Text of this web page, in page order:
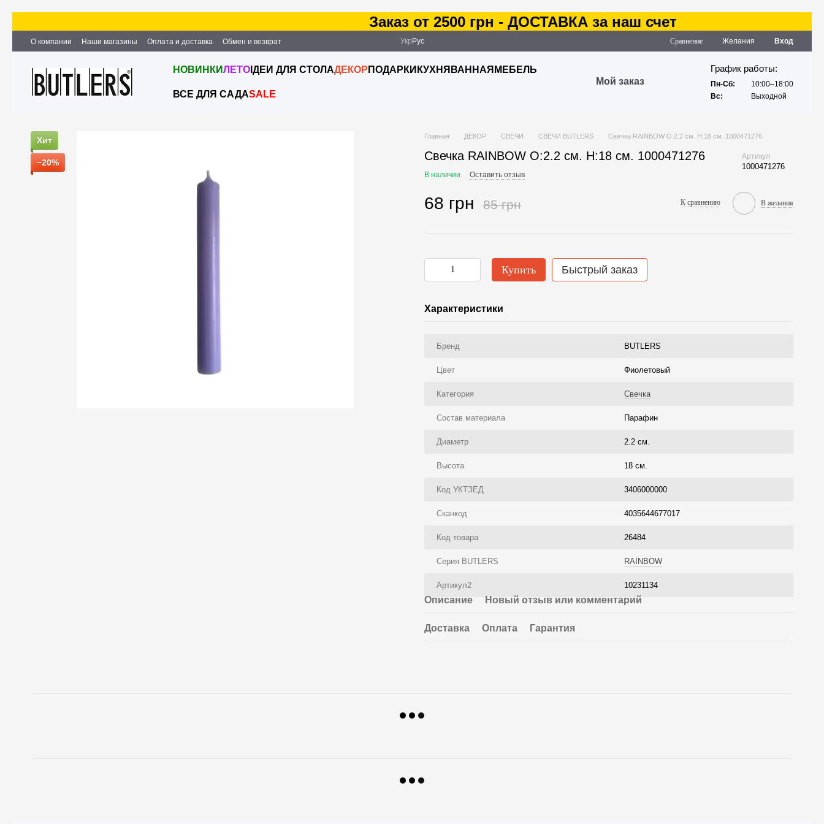
Заказ от 2500 грн - ДОСТАВКА за наш счет
О компании Наши магазины Оплата и доставка
Обмен и возврат
Партнёрство и сотрудничество
Вакансии Контактная информация
Укр Рус Сравнение Желания Вход
НОВИНКИЛЕТО ІДЕИ ДЛЯ СТОЛАДЕКОР ПОДАРКИ КУХНЯ ВАННАЯ МЕБЕЛЬ
ВСЕ ДЛЯ САДАSALE
Мой заказ
График работы:
Пн-Сб:
10:00–18:00
Вс:
Выходной
Хит
−20%
Главная ДЕКОР СВЕЧИ СВЕЧИ BUTLERS Свечка RAINBOW O:2.2 см. H:18 см. 1000471276
Свечка RAINBOW O:2.2 см. H:18 см. 1000471276 Артикул
1000471276
В наличии Оставить отзыв
68 грн 85 грн К сравнению В желания
Купить Быстрый заказ
Характеристики
Бренд BUTLERS
Цвет Фиолетовый
Категория Свечка
Состав материала Парафин
Диаметр 2.2 см.
Высота 18 см.
Код УКТЗЕД 3406000000
Сканкод 4035644677017
Код товара 26484
Серия BUTLERS RAINBOW
Артикул2 10231134
Описание Новый отзыв или комментарий
Доставка Оплата Гарантия